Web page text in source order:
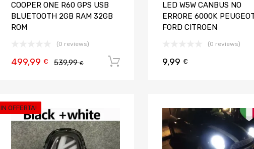
COOPER ONE R60 GPS USB
BLUETOOTH 2GB RAM 32GB
ROM
(0 reviews)
539,99€
499,99 € Aggiungi al carrello
LED W5W CANBUS NO
ERRORE 6000K
FORD CITROEN
(0 reviews)
9,99 €
IN OFFERTA!
Aggiungi ai preferiti
Aggiungi al confronto